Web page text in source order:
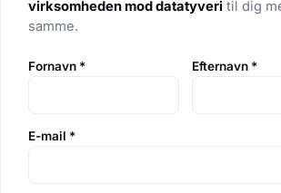
virksomheden mod datatyveri til dig
samme.
Fornavn * Efternavn *
E-mail *